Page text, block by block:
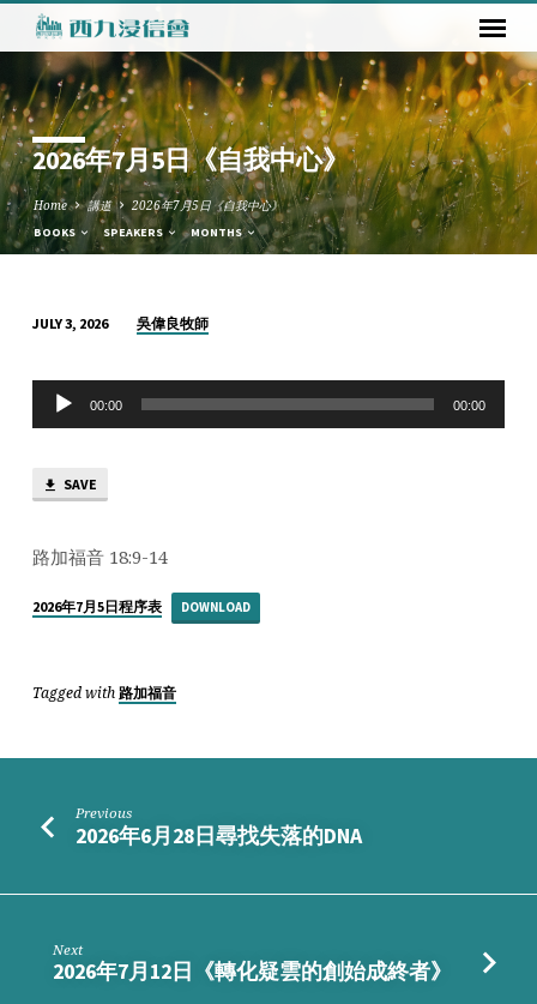
2026年7月5日《自我中心》
Home 講道 2026年7月5日《自我中心》
BOOKS SPEAKERS MONTHS
年
月
日
我
心》
JULY 3, 2026 吳偉良牧師
Audio
Player
00:00 00:00
SAVE
路加福音 18:9-14
2026年7月5日程序表 DOWNLOAD
Tagged with 路加福音
Previous
2026年6月28日尋找失落的DNA
Next
2026年7月12日《轉化疑雲的創始成終者》